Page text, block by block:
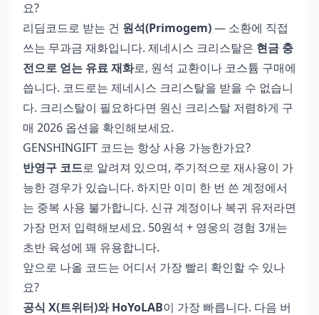
요?
리딤코드로 받는 건 원석(Primogem)— 소환에 직접
쓰는 무과금 재화입니다. 제네시스 크리스탈은 현금 충
전으로 얻는 유료 재화로, 원석 교환이나 코스튬 구매에
씁니다. 코드로는 제네시스 크리스탈을 받을 수 없습니
다. 크리스탈이 필요하다면 원신 크리스탈 저렴하게 구
매 2026 옵션을 확인해보세요.
GENSHINGIFT 코드는 항상 사용 가능한가요?
반영구 코드로 알려져 있으며, 주기적으로 재사용이 가
능한 경우가 있습니다. 하지만 이미 한 번 쓴 계정에서
는 중복 사용 불가합니다. 신규 계정이나 복귀 유저라면
가장 먼저 입력해보세요. 50원석 + 영웅의 경험 3개는
초반 육성에 꽤 유용합니다.
앞으로 나올 코드는 어디서 가장 빨리 확인할 수 있나
요?
공식 X(트위터)와 HoYoLAB이 가장 빠릅니다. 다음 버